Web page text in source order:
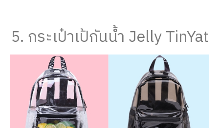
5. กระเป๋าเป้กันน้ำ Jelly TinYat